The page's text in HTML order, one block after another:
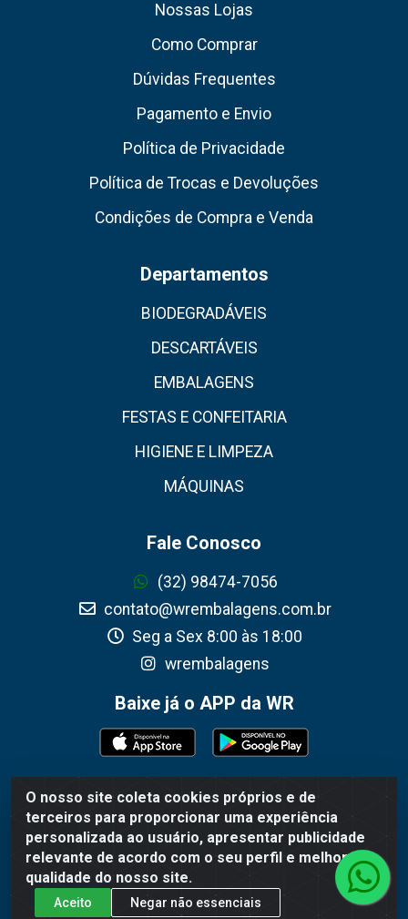
O nosso site coleta cookies próprios e de
terceiros para proporcionar uma experiência
personalizada ao usuário, apresentar publicidade
relevante de acordo com o seu perfil e melhorar a
qualidade do nosso site.
Aceito Negar não essenciais
Nossas Lojas
Como Comprar
Dúvidas Frequentes
Pagamento e Envio
Política de Privacidade
Política de Trocas e Devoluções
Condições de Compra e Venda
Departamentos
BIODEGRADÁVEIS
DESCARTÁVEIS
EMBALAGENS
FESTAS E CONFEITARIA
HIGIENE E LIMPEZA
MÁQUINAS
Fale Conosco
(32) 98474-7056
contato@wrembalagens.com.br
Seg a Sex 8:00 às 18:00
wrembalagens
Baixe já o APP da WR
WR Embalagens - R. Cel. Teodoro Gomes de Araújo, 1360 -
Grogotó - Barbacena / MG - CEP 36202-628 - CNPJ
02.692.206/0001-55